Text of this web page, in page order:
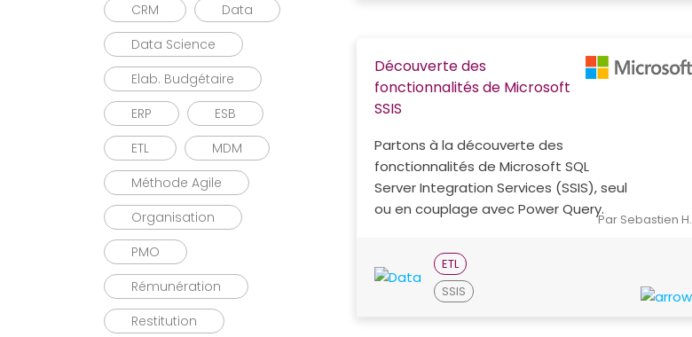
Découverte des
fonctionnalités de Microsoft
SSIS
Partons à la découverte des
fonctionnalités de Microsoft SQL
Server Integration Services (SSIS), seul
ou en couplage avec Power Query.
Par Sebastien H.
ETL
SSIS
CRM
Data
Data Science
Elab. Budgétaire
ERP
ESB
ETL
MDM
Méthode Agile
Organisation
PMO
Rémunération
Restitution